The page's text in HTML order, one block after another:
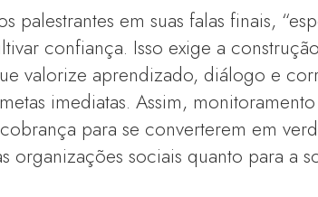
palestrantes em suas falas finais,
confiança. Isso exige a
valorize aprendizado, diálogo e
imediatas. Assim,
para se converterem em
organizações sociais quanto para a